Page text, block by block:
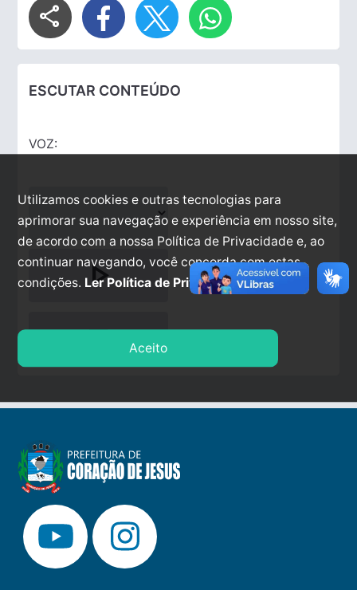
share
ESCUTAR CONTEÚDO
VOZ:
play_arrow
stop
Utilizamos cookies e outras tecnologias para
aprimorar sua navegação e experiência em nosso site,
de acordo com a nossa Política de Privacidade e, ao
continuar navegando, você concorda com estas
condições. Ler Política de Privacidade.
Aceito